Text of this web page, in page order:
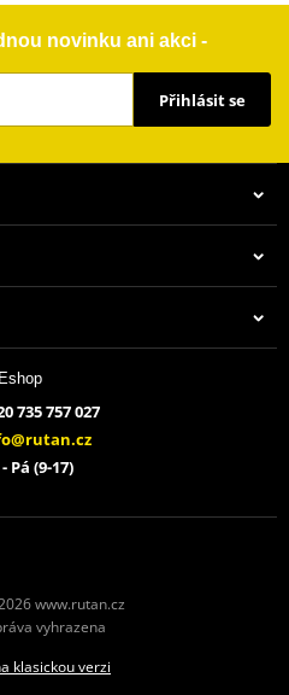
novinku ani akci -
Přihlásit se
Eshop
735 757 027
Pá (9-17)
www.rutan.cz
vyhrazena
klasickou verzi